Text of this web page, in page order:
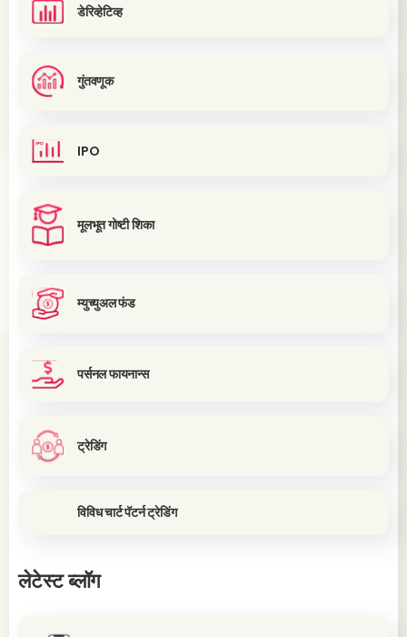
डेरिव्हेटिव्ह
गुंतवणूक
IPO
मूलभूत गोष्टी शिका
म्युच्युअल फंड
पर्सनल फायनान्स
ट्रेडिंग
विविध चार्ट पॅटर्न ट्रेडिंग
लेटेस्ट ब्लॉग